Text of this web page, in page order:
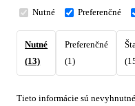
Nutné Preferenčné
Nutné
(13)
Preferenčné
(1)
Tieto informácie sú